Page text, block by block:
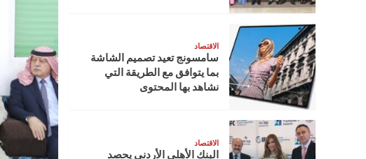
الاقتصاد
سامسونج تعيد تصميم الشاشة
بما يتوافق مع الطريقة التي
نشاهد بها المحتوى
الاقتصاد
البنك الأهلي الأردني يحصد